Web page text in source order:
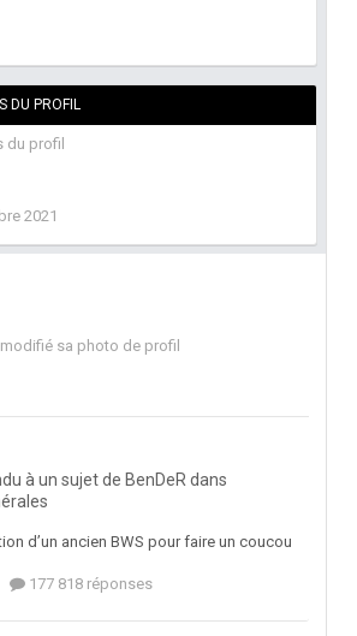
DU PROFIL
du profil
2021
sa photo de profil
à un sujet de BenDeR dans
d’un ancien BWS pour faire un coucou
177 818 réponses